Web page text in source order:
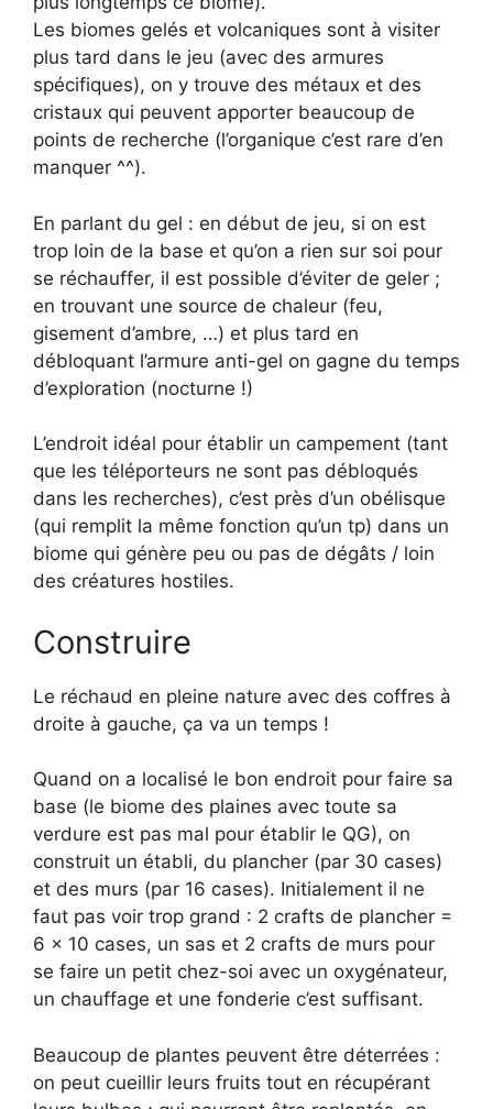
Les biomes gelés et volcaniques sont à visiter
plus tard dans le jeu (avec des armures
spécifiques), on y trouve des métaux et des
cristaux qui peuvent apporter beaucoup de
points de recherche (l’organique c’est rare d’en
manquer ^^).
En parlant du gel : en début de jeu, si on est
trop loin de la base et qu’on a rien sur soi pour
se réchauffer, il est possible d’éviter de geler ;
en trouvant une source de chaleur (feu,
gisement d’ambre, …) et plus tard en
débloquant l’armure anti-gel on gagne du temps
d’exploration (nocturne !)
L’endroit idéal pour établir un campement (tant
que les téléporteurs ne sont pas débloqués
dans les recherches), c’est près d’un obélisque
(qui remplit la même fonction qu’un tp) dans un
biome qui génère peu ou pas de dégâts / loin
des créatures hostiles.
Construire
Le réchaud en pleine nature avec des coffres à
droite à gauche, ça va un temps !
Quand on a localisé le bon endroit pour faire sa
base (le biome des plaines avec toute sa
verdure est pas mal pour établir le QG), on
construit un établi, du plancher (par 30 cases)
et des murs (par 16 cases). Initialement il ne
faut pas voir trop grand : 2 crafts de plancher =
6 x 10 cases, un sas et 2 crafts de murs pour
se faire un petit chez-soi avec un oxygénateur,
un chauffage et une fonderie c’est suffisant.
Beaucoup de plantes peuvent être déterrées :
on peut cueillir leurs fruits tout en récupérant